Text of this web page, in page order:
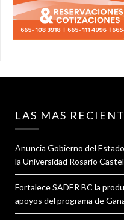
LAS MAS
Anuncia Gobierno del
la Universidad Rosario
Fortalece SADER BC la
apoyos del programa de